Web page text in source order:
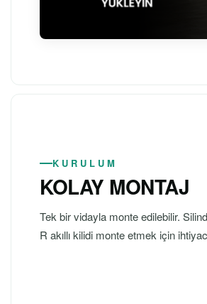
KURULUM
KOLAY MONTAJ
Tek bir vidayla monte edilebilir.
R akıllı kilidi monte etmek için